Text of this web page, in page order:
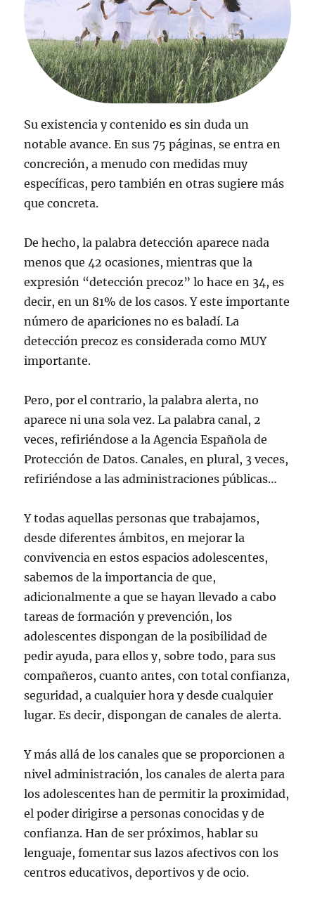
Su existencia y contenido es sin duda un
notable avance. En sus 75 páginas, se entra en
concreción, a menudo con medidas muy
específicas, pero también en otras sugiere más
que concreta.
De hecho, la palabra detección aparece nada
menos que 42 ocasiones, mientras que la
expresión “detección precoz” lo hace en 34, es
decir, en un 81% de los casos. Y este importante
número de apariciones no es baladí. La
detección precoz es considerada como MUY
importante.
Pero, por el contrario, la palabra alerta, no
aparece ni una sola vez. La palabra canal, 2
veces, refiriéndose a la Agencia Española de
Protección de Datos. Canales, en plural, 3 veces,
refiriéndose a las administraciones públicas…
Y todas aquellas personas que trabajamos,
desde diferentes ámbitos, en mejorar la
convivencia en estos espacios adolescentes,
sabemos de la importancia de que,
adicionalmente a que se hayan llevado a cabo
tareas de formación y prevención, los
adolescentes dispongan de la posibilidad de
pedir ayuda, para ellos y, sobre todo, para sus
compañeros, cuanto antes, con total confianza,
seguridad, a cualquier hora y desde cualquier
lugar. Es decir, dispongan de canales de alerta.
Y más allá de los canales que se proporcionen a
nivel administración, los canales de alerta para
los adolescentes han de permitir la proximidad,
el poder dirigirse a personas conocidas y de
confianza. Han de ser próximos, hablar su
lenguaje, fomentar sus lazos afectivos con los
centros educativos, deportivos y de ocio.